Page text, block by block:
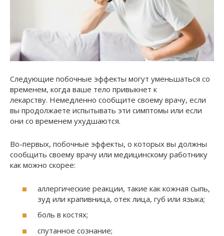
Следующие побочные эффекты могут уменьшаться со
временем, когда ваше тело привыкнет к
лекарству. Немедленно сообщите своему врачу, если
вы продолжаете испытывать эти симптомы или если
они со временем ухудшаются.
Во-первых, побочные эффекты, о которых вы должны
сообщить своему врачу или медицинскому работнику
как можно скорее:
аллергические реакции, такие как кожная сыпь,
зуд или крапивница, отек лица, губ или языка;
боль в костях;
спутанное сознание;